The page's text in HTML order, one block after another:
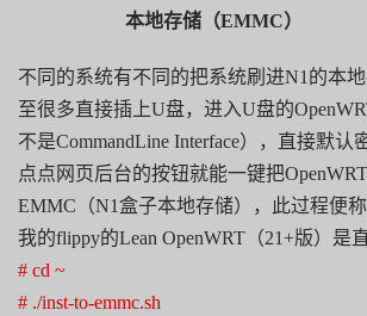
本地存储（EMMC）
不同的系统有不同的把系统刷进N1的本
至很多直接插上U盘，进入U盘的
不是CommandLine Interface），直接默认
点点网页后台的按钮就能一键把
EMMC（N1盒子本地存储），此过程便称
我的flippy的Lean OpenWRT（21+版）是直
# cd ~
# ./inst-to-emmc.sh